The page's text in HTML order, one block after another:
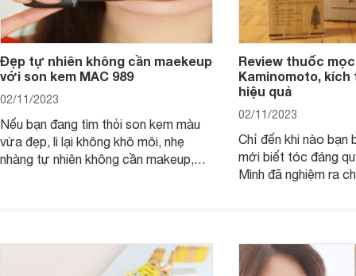
Đẹp tự nhiên không cần maekeup
với son kem MAC 989
02/11/2023
Nếu bạn đang tìm thỏi son kem màu
vừa đẹp, lì lại không khô môi, nhẹ
nhàng tự nhiên không cần makeup,
Review thuốc
Kaminomoto,
hiệu quả
02/11/2023
Chỉ đến khi nào bạn
mới biết tóc đáng
Mình đã nghiệm ra
gội, xả, trang bị cả
mà vẫn chưa cải